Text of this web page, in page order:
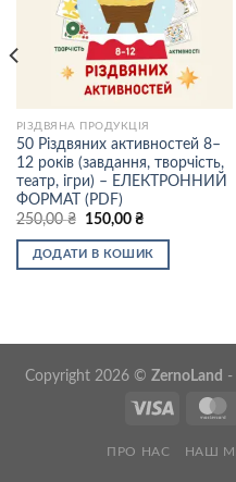
РІЗДВЯНА ПРОДУКЦІЯ
50 Різдвяних активностей 8–
12 років (завдання, творчість,
театр, ігри) – ЕЛЕКТРОННИЙ
ФОРМАТ (PDF)
250,00₴
Оригінальна
250,00 ₴.
150,00 ₴Поточна
150,00 ₴.
ДОДАТИ В КОШИК
Copyright 2026 © ZernoLand -
ПРО НАС НАШ